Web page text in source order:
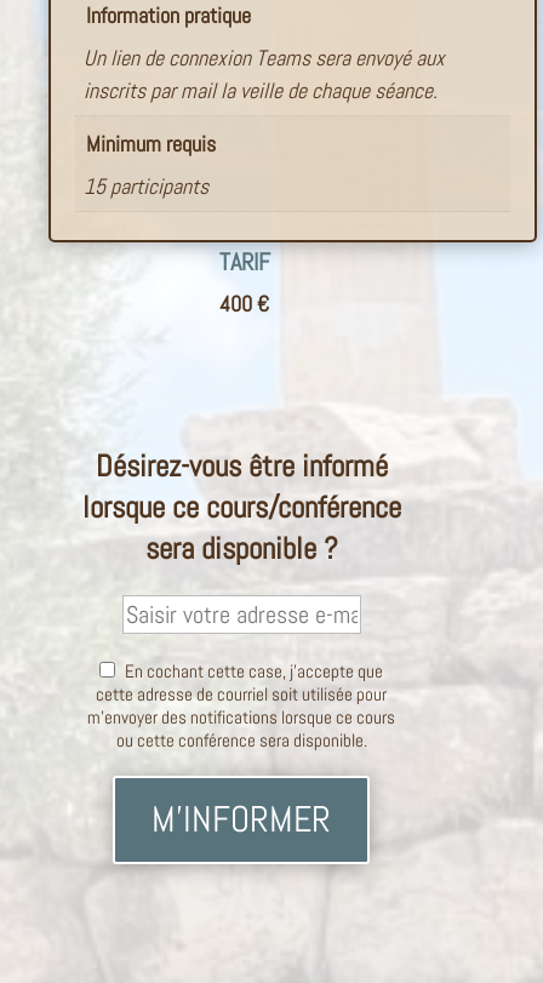
Information pratique
Un lien de connexion Teams sera envoyé aux
inscrits par mail la veille de chaque séance.
Minimum requis
15 participants
TARIF
400€
Désirez-vous être informé
lorsque ce cours/conférence
sera disponible ?
En cochant cette case, j'accepte que
cette adresse de courriel soit utilisée pour
m'envoyer des notifications lorsque ce cours
ou cette conférence sera disponible.
M'INFORMER